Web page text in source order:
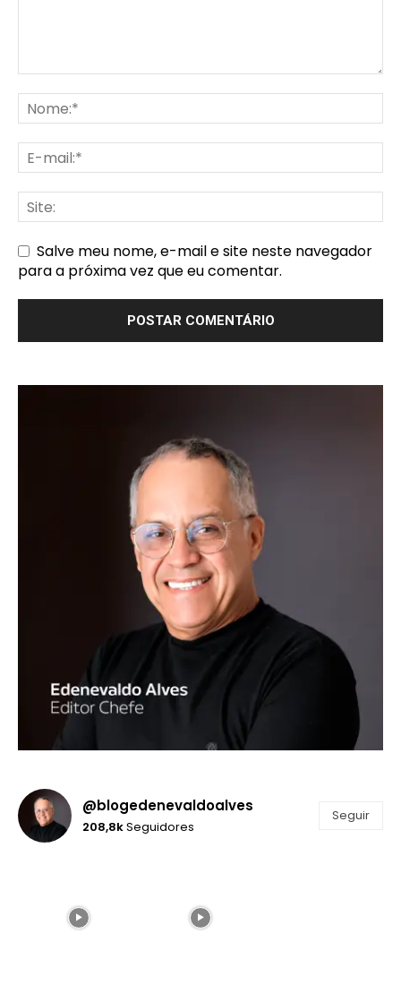
Salve meu nome, e-mail e site neste navegador
para a próxima vez que eu comentar.
@blogedenevaldoalves
208,8kSeguidores
Seguir